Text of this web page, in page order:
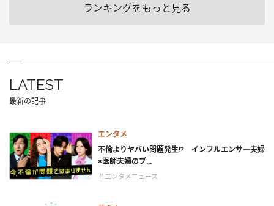
ランキングをもっと見る
LATEST
最新の記事
エンタメ
不倫よりヤバい問題発生!? インフルエンサー夫婦
×医師夫婦のブ...
＃エンタメニュース